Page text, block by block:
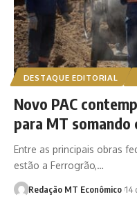
DESTAQUE EDITORIAL
Novo PAC
para MT somando
Entre as principais obras
estão a Ferrogrão,…
Redação MT Econômico 14